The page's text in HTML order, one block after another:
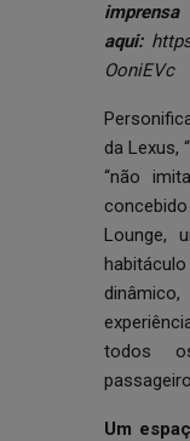
aqui:
OoniEVc
da Lexus,
“não
Lounge,
todos
Um